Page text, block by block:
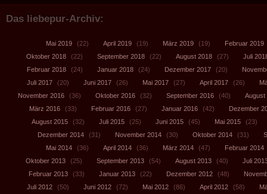
Das liebepur-Archiv:
Mai 2019 (22) April 2019 (19) März 2019 (19) Februar 2019
Oktober 2018
(22) September 2018 (22) August 2018 (27)
Juli
Februar 2018
(24) Januar 2018 (24) Dezember 2017 (20)
Juli 2017
(20) Juni 2017 (26) Mai 2017 (27) April 2017 (26)
November 2016
(36) Oktober 2016 (32) September 2016 (40)
August
März 2016
(33) Februar 2016 (27) Januar 2016 (42)
Dezember
August 2015
(32) Juli 2015 (25) Juni 2015 (45) Mai 2015
(23)
Dezember 2014
(31) November 2014 (30) Oktober 2014 (31)
Mai 2014
(36) April 2014 (36) März 2014 (47) Februar 2014
Oktober 2013
(25) September 2013 (54) August 2013 (40)
Juli
Februar 2013
(33) Januar 2013 (22) Dezember 2012 (48)
Juli 2012
(50) Juni 2012 (72) Mai 2012 (86) April 2012 (58)